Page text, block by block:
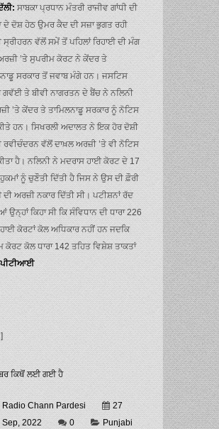
ਸਾਬਕਾ ਪ੍ਰਧਾਨ ਮੰਤਰੀ ਰਾਜੀਵ ਗਾਂਧੀ ਦੀ
ਦੋਸ਼ ਹੇਠ ਉਮਰ ਕੈਦ ਦੀ ਸਜ਼ਾ ਭੁਗਤ ਰਹੀ
ਸ੍ਰੀਹਰਨ ਵੱਲੋਂ ਸਮੇਂ ਤੋਂ ਪਹਿਲਾਂ ਰਿਹਾਈ ਦੀ ਮੰਗ
’ਤੇ ਸੁਪਰੀਮ ਕੋਰਟ ਨੇ ਕੇਂਦਰ ਤੇ
ਸਰਕਾਰ ਤੋਂ ਜਵਾਬ ਮੰਗੇ ਹਨ। ਜਸਟਿਸ
ਤੇ ਬੀਵੀ ਨਾਗਰਤਨ ਦੇ ਬੈਂਚ ਨੇ ਨਲਿਨੀ
’ਤੇ ਕੇਂਦਰ ਤੇ ਤਾਮਿਲਨਾਡੂ ਸਰਕਾਰ ਨੂੰ ਨੋਟਿਸ
ਹਨ। ਸਿਖਰਲੀ ਅਦਾਲਤ ਨੇ ਇਕ ਹੋਰ ਦੋਸ਼ੀ
ਵੱਲੋਂ ਦਾਖ਼ਲ ਅਰਜ਼ੀ ’ਤੇ ਵੀ ਨੋਟਿਸ
ਹੈ। ਨਲਿਨੀ ਨੇ ਮਦਰਾਸ ਹਾਈ ਕੋਰਟ ਦੇ 17
ਨੂੰ ਚੁਣੌਤੀ ਦਿੱਤੀ ਹੈ ਜਿਸ ਨੇ ਉਸ ਦੀ ਫ਼ੌਰੀ
ਦੀ ਅਰਜ਼ੀ ਨਕਾਰ ਦਿੱਤੀ ਸੀ। ਪਟੀਸ਼ਨਾਂ ਰੱਦ
ਉਨ੍ਹਾਂ ਕਿਹਾ ਸੀ ਕਿ ਸੰਵਿਧਾਨ ਦੀ ਧਾਰਾ 226
ਕੋਰਟਾਂ ਕੋਲ ਅਧਿਕਾਰ ਨਹੀਂ ਹਨ ਜਦਕਿ
ਕੋਰਟ ਕੋਲ ਧਾਰਾ 142 ਤਹਿਤ ਵਿਸ਼ੇਸ਼ ਤਾਕਤਾਂ
ਕਿਥੋਂ ਲਈ ਗਈ ਹੈ
Radio Chann Pardesi
27
Sep, 2022
0
Punjabi